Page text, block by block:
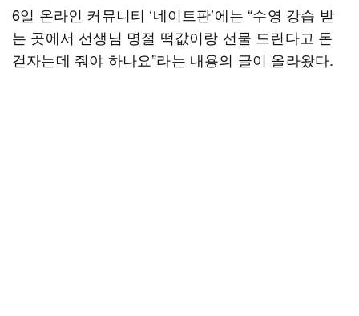
6일 온라인 커뮤니티 ‘네이트판’에는 “수영 강습 받
는 곳에서 선생님 명절 떡값이랑 선물 드린다고 돈
걷자는데 줘야 하나요”라는 내용의 글이 올라왔다.